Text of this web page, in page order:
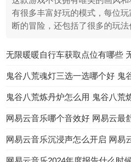
有很多丰富好玩的模式，每位
断的冒险，还包括了很多的玩
鬼谷八荒炼丹炉怎么用 鬼谷八荒
网易云音乐哪个音效好 网易云最